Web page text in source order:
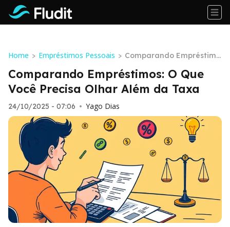
Home > Empréstimos Pessoais > Comparando Empréstimo
s: O Que Você Precisa Olh
ar Além da Taxa
Comparando Empréstimos: O Que
Você Precisa Olhar Além da Taxa
24/10/2025 - 07:06 • Yago Dias